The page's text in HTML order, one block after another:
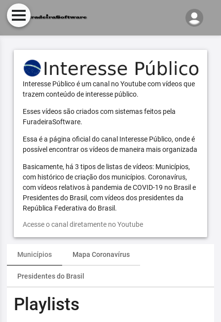
Interesse Público é um canal no Youtube com vídeos que
trazem conteúdo de interesse público.
Esses vídeos são criados com sistemas feitos pela
FuradeiraSoftware.
Essa é a página oficial do canal Interesse Público, onde é
possível encontrar os vídeos de maneira mais organizada
Basicamente, há 3 tipos de listas de vídeos: Municípios,
com histórico de criação dos municípios. Coronavírus,
com vídeos relativos à pandemia de COVID-19 no Brasil e
Presidentes do Brasil, com vídeos dos presidentes da
República Federativa do Brasil.
Acesse o canal diretamente no Youtube
Municípios Mapa Coronavírus
Presidentes do Brasil
Playlists